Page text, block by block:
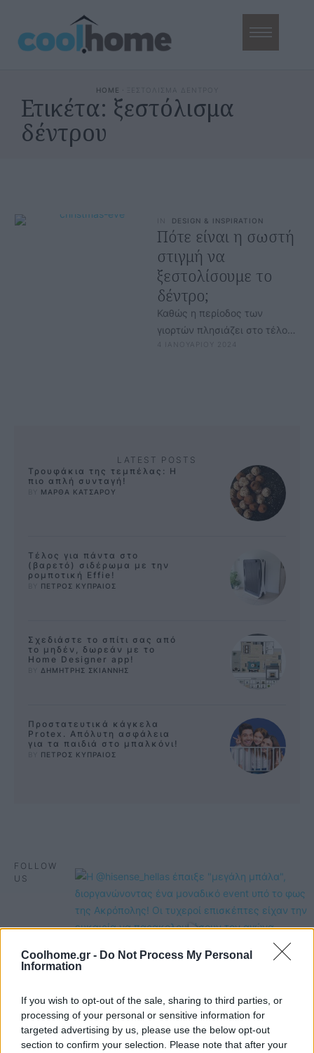
Coolhome.gr - Do Not Process My Personal
Information
If you wish to opt-out of the sale, sharing to third parties, or
processing of your personal or sensitive information for
targeted advertising by us, please use the below opt-out
section to confirm your selection. Please note that after your
HOME · ΞΕΣΤΟΛΙΣΜΑ ΔΕΝΤΡΟΥ
Ετικέτα: ξεστόλισμα
δέντρου
IN DESIGN & INSPIRATION
Πότε είναι η σωστή
στιγμή να
ξεστολίσουμε το
δέντρο;
Καθώς η περίοδος των
γιορτών πλησιάζει στο τέλος
της, τίθεται το ερώτημα: πότε
4 ΙΑΝΟΥΑΡΙΟΥ 2024
LATEST POSTS
Τρουφάκια της τεμπέλας: Η
πιο απλή συνταγή!
ΜΑΡΘΑ ΚΑΤΣΑΡΟΥ
Τέλος για πάντα στο
(βαρετό) σιδέρωμα με την
ρομποτική Effie!
ΠΕΤΡΟΣ ΚΥΠΡΑΙΟΣ
Σχεδιάστε το σπίτι σας από
το μηδέν, δωρεάν με το
Home Designer app!
ΔΗΜΗΤΡΗΣ ΣΚΙΑΝΝΗΣ
Προστατευτικά κάγκελα
Protex. Απόλυτη ασφάλεια
για τα παιδιά στο μπαλκόνι!
ΠΕΤΡΟΣ ΚΥΠΡΑΙΟΣ
FOLLOW
US